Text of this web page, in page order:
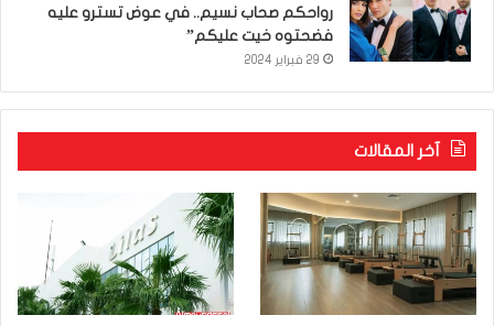
رواحكم صحاب نسيم.. في عوض تسترو عليه
فضحتوه خيت عليكم”
29 فبراير 2024
آخر المقالات